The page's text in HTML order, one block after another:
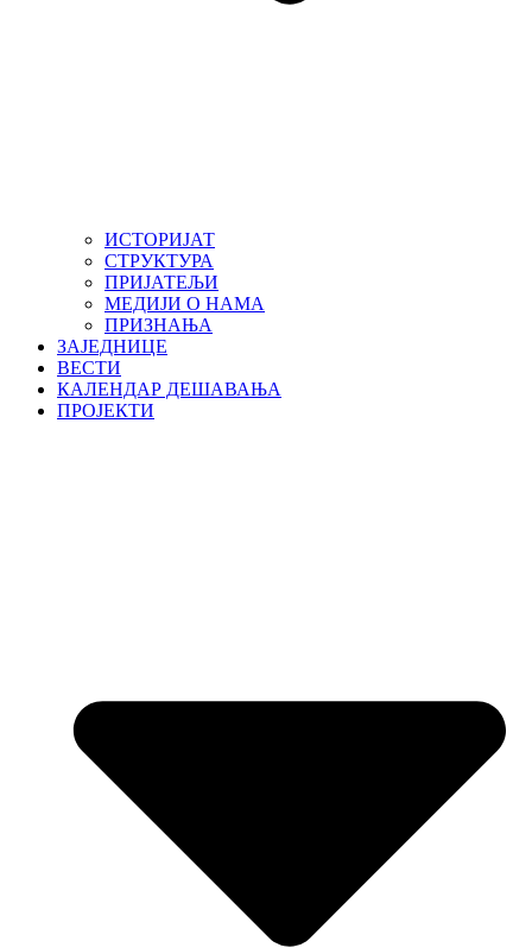
ИСТОРИЈАТ
СТРУКТУРА
ПРИЈАТЕЉИ
МЕДИЈИ О НАМА
ПРИЗНАЊА
ЗАЈЕДНИЦЕ
ВЕСТИ
КАЛЕНДАР ДЕШАВАЊА
ПРОЈЕКТИ